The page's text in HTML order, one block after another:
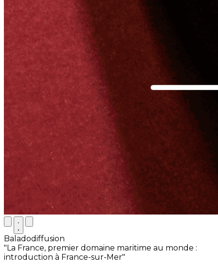
Baladodiffusion
"La France, premier domaine maritime au monde :
introduction à France-sur-Mer"